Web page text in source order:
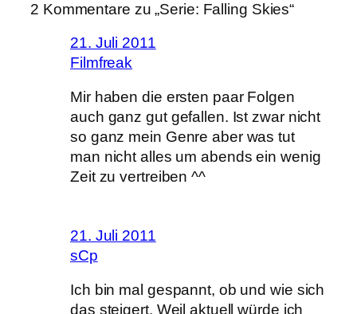
2 Kommentare zu „Serie: Falling Skies“
21. Juli 2011
Filmfreak
Mir haben die ersten paar Folgen
auch ganz gut gefallen. Ist zwar nicht
so ganz mein Genre aber was tut
man nicht alles um abends ein wenig
Zeit zu vertreiben ^^
21. Juli 2011
sCp
Ich bin mal gespannt, ob und wie sich
das steigert. Weil aktuell würde ich